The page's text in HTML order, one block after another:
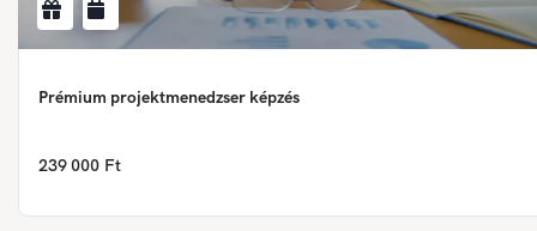
Prémium projektmenedzser képzés
239 000 Ft